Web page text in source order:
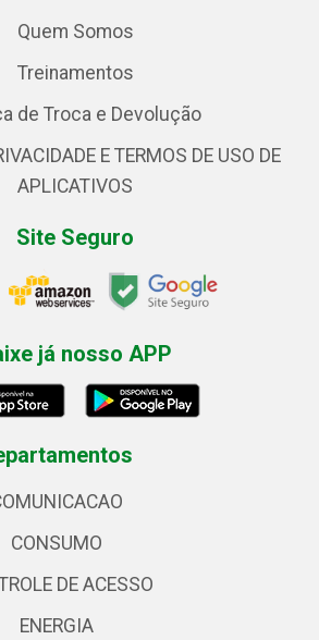
Quem Somos
Treinamentos
de Troca e Devolução
E TERMOS DE USO DE
APLICATIVOS
Site Seguro
já nosso APP
CONSUMO
DE ACESSO
ENERGIA